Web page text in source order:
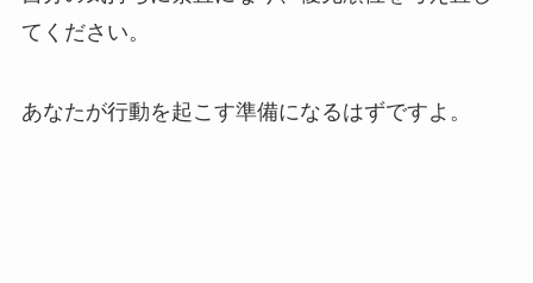
てください。
あなたが行動を起こす準備になるはずですよ。